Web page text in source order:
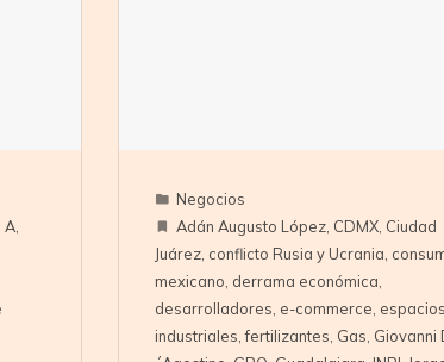
A,
Negocios
Adán Augusto López, CDMX, Ciudad
Juárez, conflicto Rusia y Ucrania
mexicano derrama económica
desarrolladores e-commerce espacios
industriales ,fertilizantes Gas Giovanni